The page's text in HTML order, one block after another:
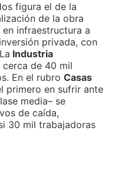
figura el de la
de la obra
infraestructura a
privada, con
Industria
de 40 mil
En el rubro Casas
primero en sufrir ante
media– se
de caída,
30 mil trabajadoras